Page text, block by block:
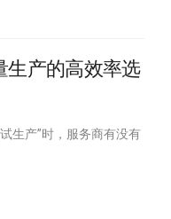
生产的高效率选
生产”时，服务商有没有